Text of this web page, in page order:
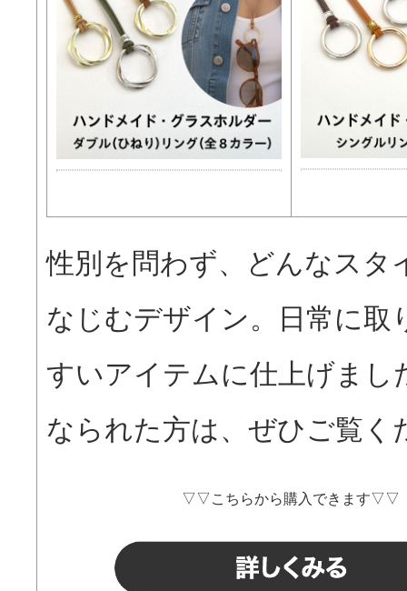
性別を問わず、どんなスタ
なじむデザイン。日常に取
すいアイテムに仕上げまし
なられた方は、ぜひご覧く
▽▽こちらから購入できます▽▽